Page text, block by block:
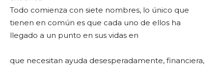
Todo comienza con siete nombres, lo único que
tienen en común es que cada uno de ellos ha
llegado a un punto en sus vidas en
que necesitan ayuda desesperadamente, financiera,